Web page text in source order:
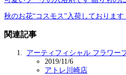
秋のお花“コスモス”入荷しております
関連記事
アーティフィシャル フラワー
2019/11/6
アトレ川崎店